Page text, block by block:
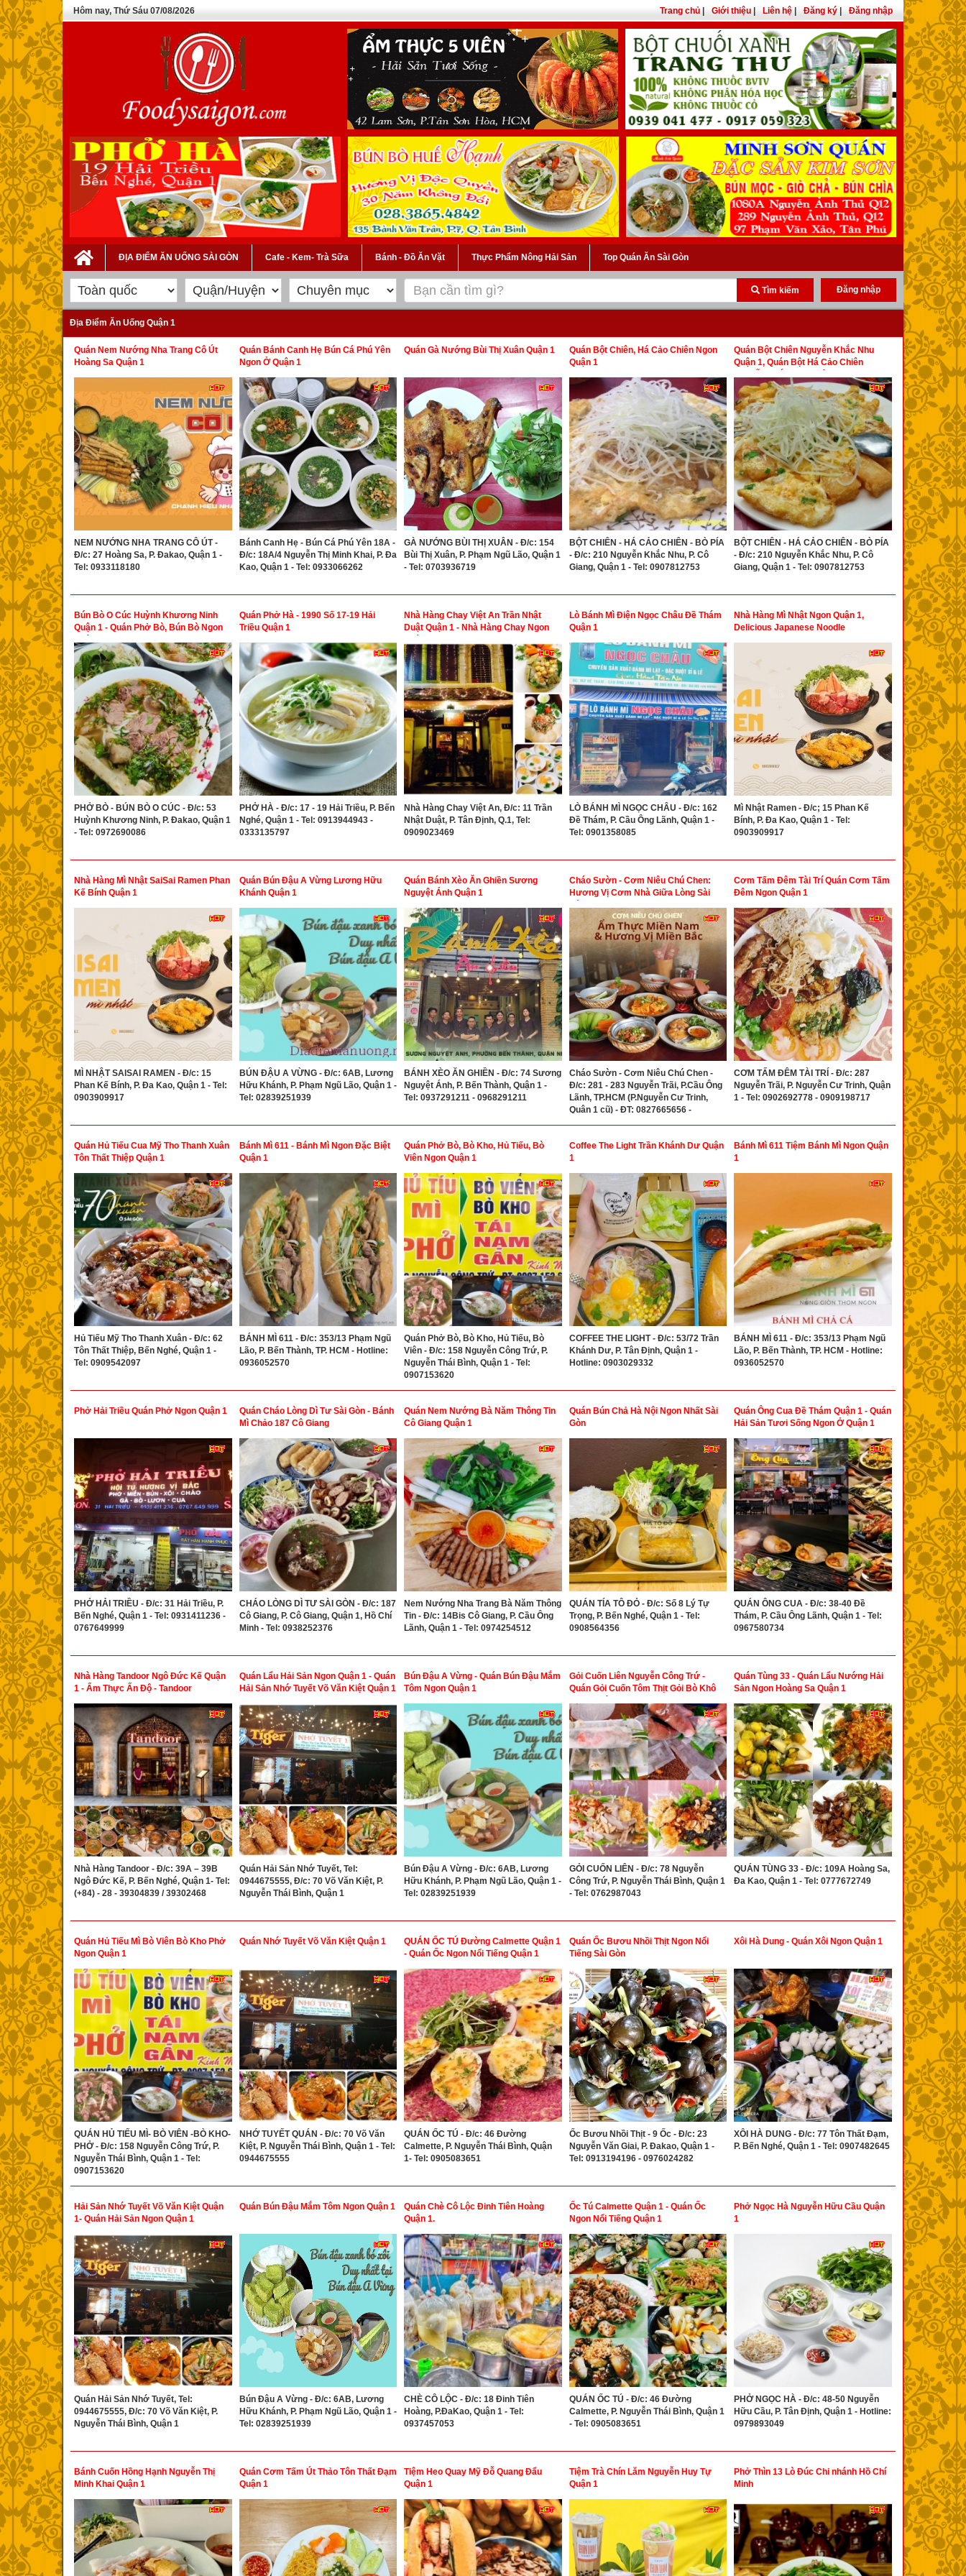
Hôm nay, Thứ Sáu 07/08/2026 Trang chủ Giới thiệu Liên hệ Đăng ký Đăng nhập
ĐỊA ĐIỂM ĂN UỐNG SÀI GÒN Cafe - Kem- Trà Sữa Bánh - Đồ Ăn Vặt Thực Phẩm Nông Hải Sản Top Quán Ăn Sài Gòn
Tìm kiếm Đăng nhập
Địa Điểm Ăn Uống Quận 1
Quán Nem Nướng Nha Trang Cô Út
Hoàng Sa Quận 1
NEM NƯỚNG NHA TRANG CÔ ÚT -
Đ/c: 27 Hoàng Sa, P. Đakao, Quận 1 -
Tel: 0933118180
Quán Bánh Canh Hẹ Bún Cá Phú Yên
Ngon Ở Quận 1
Bánh Canh Hẹ - Bún Cá Phú Yên 18A -
Đ/c: 18A/4 Nguyễn Thị Minh Khai, P. Đa
Kao, Quận 1 - Tel: 0933066262
Quán Gà Nướng Bùi Thị Xuân Quận 1
GÀ NƯỚNG BÙI THỊ XUÂN - Đ/c: 154
Bùi Thị Xuân, P. Phạm Ngũ Lão, Quận 1
- Tel: 0703936719
Quán Bột Chiên, Há Cảo Chiên Ngon
Quận 1
BỘT CHIÊN - HÁ CẢO CHIÊN - BÒ PÍA
- Đ/c: 210 Nguyễn Khắc Nhu, P. Cô
Giang, Quận 1 - Tel: 0907812753
Quán Bột Chiên Nguyễn Khắc Nhu
Quận 1, Quán Bột Há Cảo Chiên
BỘT CHIÊN - HÁ CẢO CHIÊN - BÒ PÍA
- Đ/c: 210 Nguyễn Khắc Nhu, P. Cô
Giang, Quận 1 - Tel: 0907812753
Bún Bò O Cúc Huỳnh Khương Ninh
Quận 1 - Quán Phở Bò, Bún Bò Ngon
PHỞ BÒ - BÚN BÒ O CÚC - Đ/c: 53
Huỳnh Khương Ninh, P. Đakao, Quận 1
- Tel: 0972690086
Quán Phở Hà - 1990 Số 17-19 Hải
Triều Quận 1
PHỞ HÀ - Đ/c: 17 - 19 Hải Triều, P. Bến
Nghé, Quận 1 - Tel: 0913944943 -
0333135797
Nhà Hàng Chay Việt An Trần Nhật
Duật Quận 1 - Nhà Hàng Chay Ngon
Nhà Hàng Chay Việt An, Đ/c: 11 Trần
Nhật Duật, P. Tân Định, Q.1, Tel:
0909023469
Lò Bánh Mì Điện Ngọc Châu Đề Thám
Quận 1
LÒ BÁNH MÌ NGỌC CHÂU - Đ/c: 162
Đề Thám, P. Cầu Ông Lãnh, Quận 1 -
Tel: 0901358085
Nhà Hàng Mì Nhật Ngon Quận 1,
Delicious Japanese Noodle
Mì Nhật Ramen - Đ/c; 15 Phan Kế
Bính, P. Đa Kao, Quận 1 - Tel:
0903909917
Nhà Hàng Mì Nhật SaiSai Ramen Phan
Kế Bính Quận 1
MÌ NHẬT SAISAI RAMEN - Đ/c: 15
Phan Kế Bính, P. Đa Kao, Quận 1 - Tel:
0903909917
Quán Bún Đậu A Vừng Lương Hữu
Khánh Quận 1
BÚN ĐẬU A VỪNG - Đ/c: 6AB, Lương
Hữu Khánh, P. Phạm Ngũ Lão, Quận 1 -
Tel: 02839251939
Quán Bánh Xèo Ăn Ghiền Sương
Nguyệt Ánh Quận 1
BÁNH XÈO ĂN GHIỀN - Đ/c: 74 Sương
Nguyệt Ánh, P. Bến Thành, Quận 1 -
Tel: 0937291211 - 0968291211
Cháo Sườn - Cơm Niêu Chú Chen:
Hương Vị Cơm Nhà Giữa Lòng Sài
Cháo Sườn - Cơm Niêu Chú Chen -
Đ/c: 281 - 283 Nguyễn Trãi, P.Cầu Ông
Lãnh, TP.HCM (P.Nguyễn Cư Trinh,
Quận 1 cũ) - ĐT: 0827665656 -
Cơm Tấm Đêm Tài Trí Quán Cơm Tấm
Đêm Ngon Quận 1
CƠM TẤM ĐÊM TÀI TRÍ - Đ/c: 287
Nguyễn Trãi, P. Nguyễn Cư Trinh, Quận
1 - Tel: 0902692778 - 0909198717
Quán Hủ Tiếu Cua Mỹ Tho Thanh Xuân
Tôn Thất Thiệp Quận 1
Hủ Tiếu Mỹ Tho Thanh Xuân - Đ/c: 62
Tôn Thất Thiệp, Bến Nghé, Quận 1 -
Tel: 0909542097
Bánh Mì 611 - Bánh Mì Ngon Đặc Biệt
Quận 1
BÁNH MÌ 611 - Đ/c: 353/13 Phạm Ngũ
Lão, P. Bến Thành, TP. HCM - Hotline:
0936052570
Quán Phở Bò, Bò Kho, Hủ Tiếu, Bò
Viên Ngon Quận 1
Quán Phở Bò, Bò Kho, Hủ Tiếu, Bò
Viên - Đ/c: 158 Nguyễn Công Trứ, P.
Nguyễn Thái Bình, Quận 1 - Tel:
0907153620
Coffee The Light Trần Khánh Dư Quận
1
COFFEE THE LIGHT - Đ/c: 53/72 Trần
Khánh Dư, P. Tân Định, Quận 1 -
Hotline: 0903029332
Bánh Mì 611 Tiệm Bánh Mì Ngon Quận
1
BÁNH MÌ 611 - Đ/c: 353/13 Phạm Ngũ
Lão, P. Bến Thành, TP. HCM - Hotline:
0936052570
Phở Hải Triều Quán Phở Ngon Quận 1
PHỞ HẢI TRIỀU - Đ/c: 31 Hải Triều, P.
Bến Nghé, Quận 1 - Tel: 0931411236 -
0767649999
Quán Cháo Lòng Dì Tư Sài Gòn - Bánh
Mì Chảo 187 Cô Giang
CHÁO LÒNG DÌ TƯ SÀI GÒN - Đ/c: 187
Cô Giang, P. Cô Giang, Quận 1, Hồ Chí
Minh - Tel: 0938252376
Quán Nem Nướng Bà Năm Thông Tin
Cô Giang Quận 1
Nem Nướng Nha Trang Bà Năm Thông
Tin - Đ/c: 14Bis Cô Giang, P. Cầu Ông
Lãnh, Quận 1 - Tel: 0974254512
Quán Bún Chả Hà Nội Ngon Nhất Sài
Gòn
QUÁN TÍA TÔ ĐỎ - Đ/c: Số 8 Lý Tự
Trọng, P. Bến Nghé, Quận 1 - Tel:
0908564356
Quán Ông Cua Đề Thám Quận 1 - Quán
Hải Sản Tươi Sống Ngon Ở Quận 1
QUÁN ÔNG CUA - Đ/c: 38-40 Đề
Thám, P. Cầu Ông Lãnh, Quận 1 - Tel:
0967580734
Nhà Hàng Tandoor Ngô Đức Kế Quận
1 - Ẩm Thực Ấn Độ - Tandoor
Chi Minh City
Nhà Hàng Tandoor - Đ/c: 39A – 39B
Ngô Đức Kế, P. Bến Nghé, Quận 1- Tel:
(+84) - 28 - 39304839 / 39302468
Quán Lẩu Hải Sản Ngon Quận 1 - Quán
Hải Sản Nhớ Tuyết Võ Văn Kiệt Quận 1
Quán Hải Sản Nhớ Tuyết, Tel:
0944675555, Đ/c: 70 Võ Văn Kiệt, P.
Nguyễn Thái Bình, Quận 1
Bún Đậu A Vừng - Quán Bún Đậu Mắm
Tôm Ngon Quận 1
Bún Đậu A Vừng - Đ/c: 6AB, Lương
Hữu Khánh, P. Phạm Ngũ Lão, Quận 1 -
Tel: 02839251939
Gỏi Cuốn Liên Nguyễn Công Trứ -
Quán Gỏi Cuốn Tôm Thịt Gỏi Bò Khô
GỎI CUỐN LIÊN - Đ/c: 78 Nguyễn
Công Trứ, P. Nguyễn Thái Bình, Quận 1
- Tel: 0762987043
Quán Tùng 33 - Quán Lẩu Nướng Hải
Sản Ngon Hoàng Sa Quận 1
QUÁN TÙNG 33 - Đ/c: 109A Hoàng Sa,
Đa Kao, Quận 1 - Tel: 0777672749
Quán Hủ Tiếu Mì Bò Viên Bò Kho Phở
Ngon Quận 1
QUÁN HỦ TIẾU MÌ- BÒ VIÊN -BÒ KHO-
PHỞ - Đ/c: 158 Nguyễn Công Trứ, P.
Nguyễn Thái Bình, Quận 1 - Tel:
0907153620
Quán Nhớ Tuyết Võ Văn Kiệt Quận 1
NHỚ TUYẾT QUÁN - Đ/c: 70 Võ Văn
Kiệt, P. Nguyễn Thái Bình, Quận 1 - Tel:
0944675555
QUÁN ỐC TÚ Đường Calmette Quận 1
- Quán Ốc Ngon Nổi Tiếng Quận 1
QUÁN ỐC TÚ - Đ/c: 46 Đường
Calmette, P. Nguyễn Thái Bình, Quận
1- Tel: 0905083651
Quán Ốc Bươu Nhồi Thịt Ngon Nổi
Tiếng Sài Gòn
Ốc Bươu Nhồi Thịt - 9 Ốc - Đ/c: 23
Nguyễn Văn Giai, P. Đakao, Quận 1 -
Tel: 0913194196 - 0976024282
Xôi Hà Dung - Quán Xôi Ngon Quận 1
XÔI HÀ DUNG - Đ/c: 77 Tôn Thất Đạm,
P. Bến Nghé, Quận 1 - Tel: 0907482645
Hải Sản Nhớ Tuyết Võ Văn Kiệt Quận
1- Quán Hải Sản Ngon Quận 1
Quán Hải Sản Nhớ Tuyết, Tel:
0944675555, Đ/c: 70 Võ Văn Kiệt, P.
Nguyễn Thái Bình, Quận 1
Quán Bún Đậu Mắm Tôm Ngon Quận 1
Bún Đậu A Vừng - Đ/c: 6AB, Lương
Hữu Khánh, P. Phạm Ngũ Lão, Quận 1 -
Tel: 02839251939
Quán Chè Cô Lộc Đinh Tiên Hoàng
Quận 1.
CHÈ CÔ LỘC - Đ/c: 18 Đinh Tiên
Hoàng, P.ĐaKao, Quận 1 - Tel:
0937457053
Ốc Tú Calmette Quận 1 - Quán Ốc
Ngon Nổi Tiếng Quận 1
QUÁN ỐC TÚ - Đ/c: 46 Đường
Calmette, P. Nguyễn Thái Bình, Quận 1
- Tel: 0905083651
Phở Ngọc Hà Nguyễn Hữu Cầu Quận
1
PHỞ NGỌC HÀ - Đ/c: 48-50 Nguyễn
Hữu Cầu, P. Tân Định, Quận 1 - Hotline:
0979893049
Bánh Cuốn Hồng Hạnh Nguyễn Thị
Minh Khai Quận 1
Quán Cơm Tấm Út Thảo Tôn Thất Đạm
Quận 1
Tiệm Heo Quay Mỹ Đỗ Quang Đẩu
Quận 1
Tiệm Trà Chín Lăm Nguyễn Huy Tự
Quận 1
Phở Thìn 13 Lò Đúc Chi nhánh Hồ Chí
Minh